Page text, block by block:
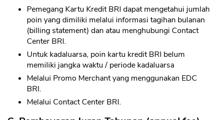
Pemegang Kartu Kredit BRI dapat mengetahui jumlah
poin yang dimiliki melalui informasi tagihan bulanan
(billing statement) dan atau menghubungi Contact
Center BRI.
Untuk kadaluarsa, poin kartu kredit BRI belum
memiliki jangka waktu / periode kadaluarsa
Melalui Promo Merchant yang menggunakan EDC
BRI.
Melalui Contact Center BRI.